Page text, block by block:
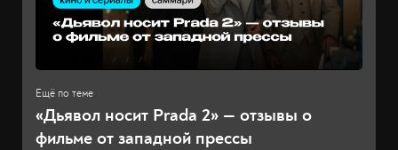
«Дьявол носит Prada 2» — отзывы о
фильме от западной прессы